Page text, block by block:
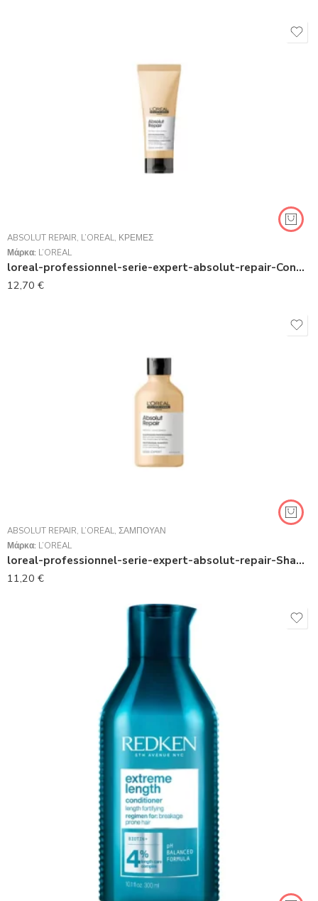
ABSOLUT REPAIR, L’ORÉAL, ΚΡΈΜΕΣ
Μάρκα: L’ORÉAL
loreal-professionnel-serie-expert-absolut-repair-Conditioner 200ml
12,70 €
ABSOLUT REPAIR, L’ORÉAL, ΣΑΜΠΟΥΆΝ
Μάρκα: L’ORÉAL
loreal-professionnel-serie-expert-absolut-repair-Shampoo 300ml
11,20 €